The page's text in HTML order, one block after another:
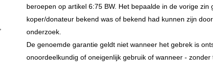
beroepen op artikel 6:75 BW. Het bepaalde in de vorige zin
koper/donateur bekend was of bekend had kunnen zijn
onderzoek.
De genoemde garantie geldt niet wanneer het gebrek is
onoordeelkundig of oneigenlijk gebruik of wanneer - zonder